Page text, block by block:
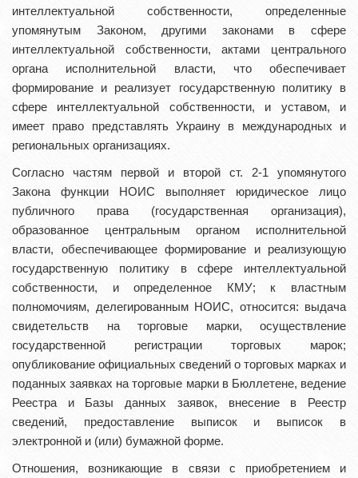
интеллектуальной собственности, определенные
упомянутым Законом, другими законами в сфере
интеллектуальной собственности, актами центрального
органа исполнительной власти, что обеспечивает
формирование и реализует государственную политику в
сфере интеллектуальной собственности, и уставом, и
имеет право представлять Украину в международных и
региональных организациях.
Согласно частям первой и второй ст. 2-1 упомянутого
Закона функции НОИС выполняет юридическое лицо
публичного права (государственная организация),
образованное центральным органом исполнительной
власти, обеспечивающее формирование и реализующую
государственную политику в сфере интеллектуальной
собственности, и определенное КМУ; к властным
полномочиям, делегированным НОИС, относится: выдача
свидетельств на торговые марки, осуществление
государственной регистрации торговых марок;
опубликование официальных сведений о торговых марках и
поданных заявках на торговые марки в Бюллетене, ведение
Реестра и Базы данных заявок, внесение в Реестр
сведений, предоставление выписок и выписок в
электронной и (или) бумажной форме.
Отношения, возникающие в связи с приобретением и